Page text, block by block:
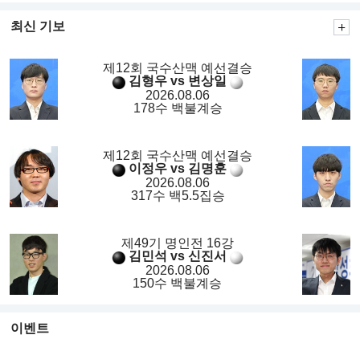
최신 기보
제12회 국수산맥 예선결승
김형우 vs 변상일
2026.08.06
178수 백불계승
제12회 국수산맥 예선결승
이정우 vs 김명훈
2026.08.06
317수 백5.5집승
제49기 명인전 16강
김민석 vs 신진서
2026.08.06
150수 백불계승
이벤트